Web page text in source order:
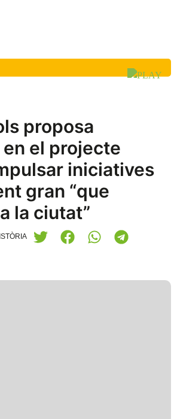
proposa
el projecte
iniciatives
gran “que
la ciutat”